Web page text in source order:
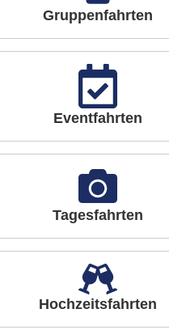
Gruppenfahrten
Eventfahrten
Tagesfahrten
Hochzeitsfahrten